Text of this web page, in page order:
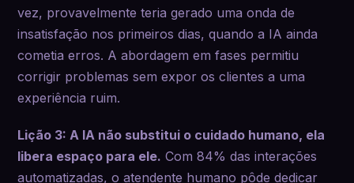
vez, provavelmente teria gerado uma onda de
insatisfação nos primeiros dias, quando a IA ainda
cometia erros. A abordagem em fases permitiu
corrigir problemas sem expor os clientes a uma
experiência ruim.
Lição 3: A IA não substitui o cuidado humano, ela
libera espaço para ele. Com 84% das interações
automatizadas, o atendente humano pôde dedicar